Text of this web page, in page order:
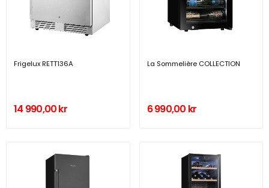
Frigelux RETT136A
14 990,00 kr
La Sommelière COLLECTION
6 990,00 kr